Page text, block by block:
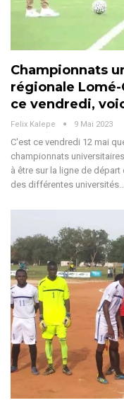
Championnats
régionale
ce vendredi,
Felix Kalepe 9 Mai 2023
C'est ce vendredi 12 mai
championnats
à être sur la ligne de
des différentes universités…